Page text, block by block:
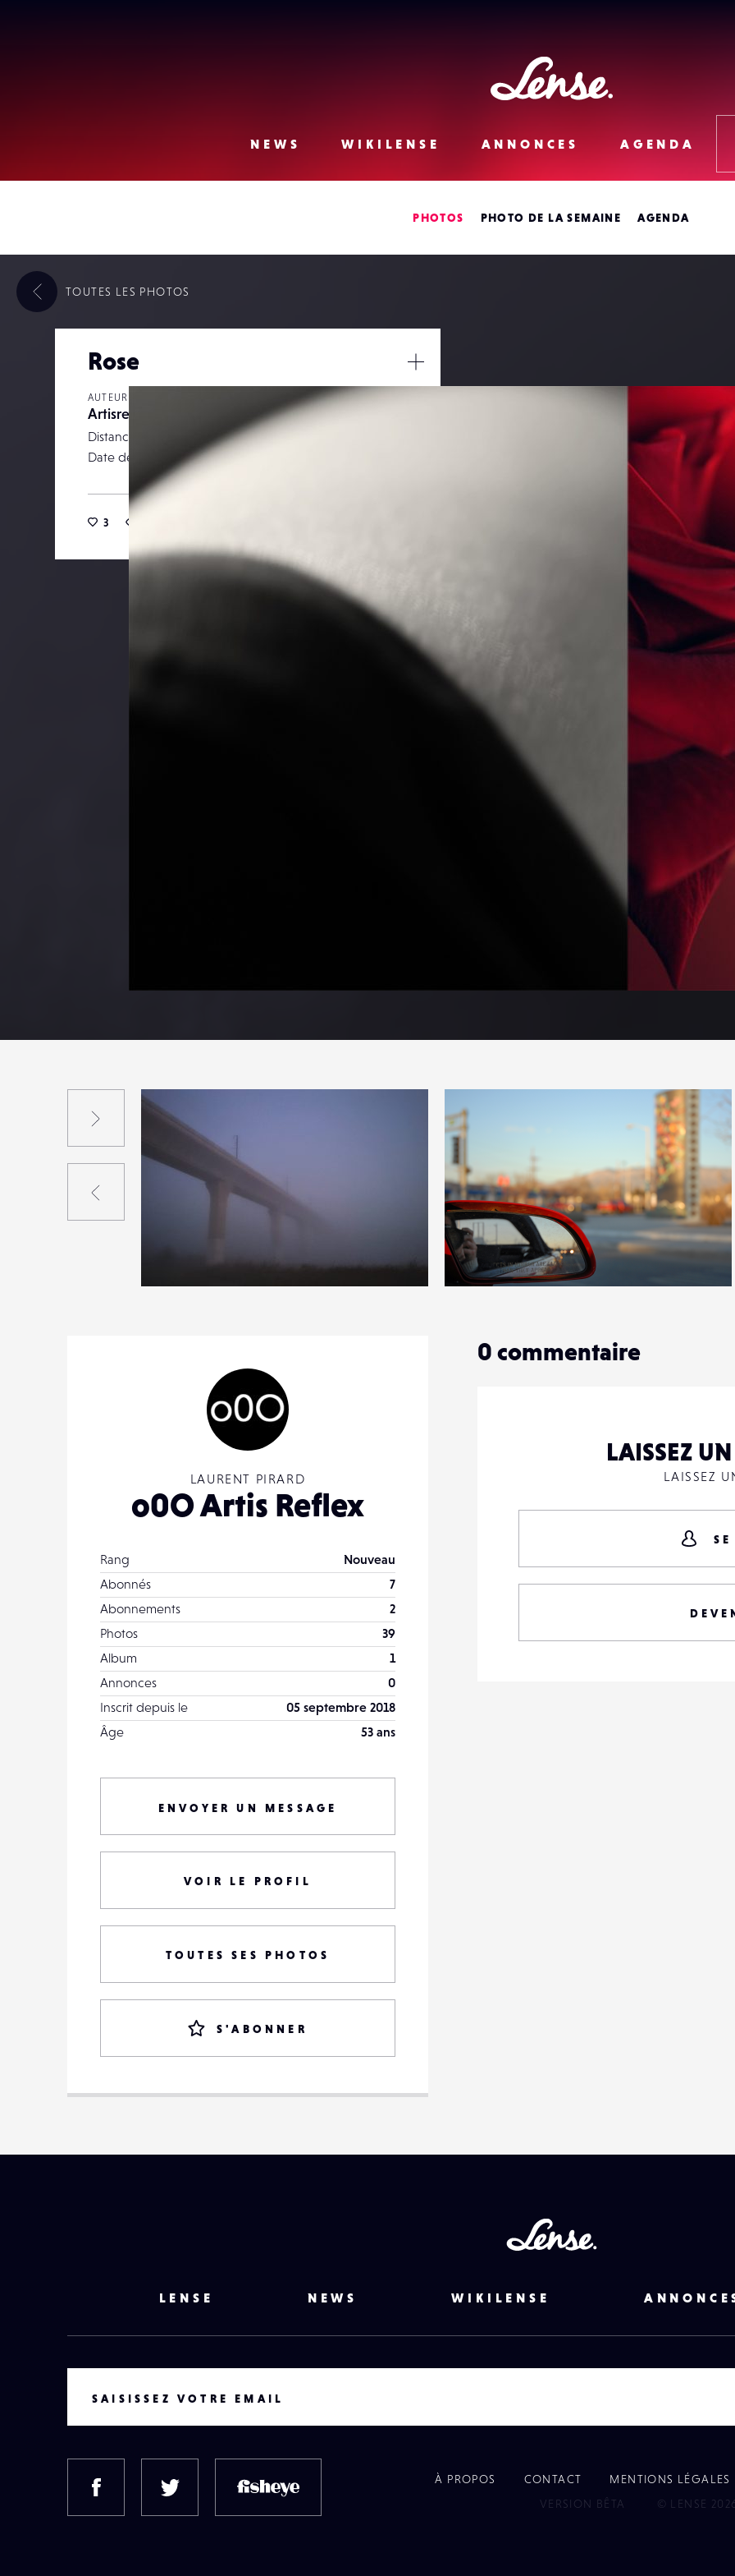
Lense
NEWS
WIKILENSE ANNONCES AGENDA
PHOTOS PHOTO DE LA SEMAINE AGENDA
Rose
AUTEUR
Artisreflex
Distance focale
Date de publication
3
/
TOUTES LES PHOTOS
34
4
15
Suivant
Précédent
LAURENT PIRARD
o0O Artis Reflex
Rang
Nouveau
Abonnés
7
Abonnements
2
Photos
39
Album
1
Annonces
0
Inscrit depuis le
05 septembre 2018
Âge
53 ans
ENVOYER UN MESSAGE
VOIR LE PROFIL
TOUTES SES PHOTOS
S'ABONNER
0 commentaire
LAISSEZ
LAISSEZ
LENSE NEWS WIKILENSE
SAISISSEZ VOTRE EMAIL
FACEBOOK TWITTER
À PROPOS CONTACT
MENTIONS LÉGALES
VERSION BÊTA
© LENSE